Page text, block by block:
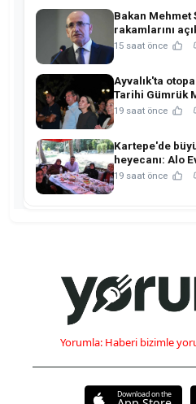
Bakan Mehmet
rakamlarını
ve rezervlerde
15 saat önce
Ayvalık'ta
Tarihi Gümrük
açıldı!
19 saat önce
Kartepe'de
heyecanı: Alo
anlamlı
19 saat önce
Yorumla: Haberi bizimle
Download on the